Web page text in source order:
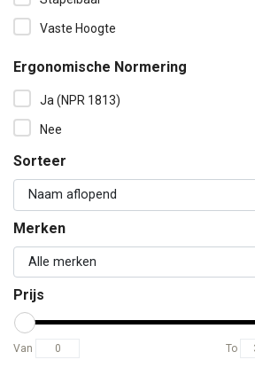
Vaste Hoogte
Ergonomische Normering
Ja (NPR 1813)
Nee
Sorteer
Merken
Prijs
Van To